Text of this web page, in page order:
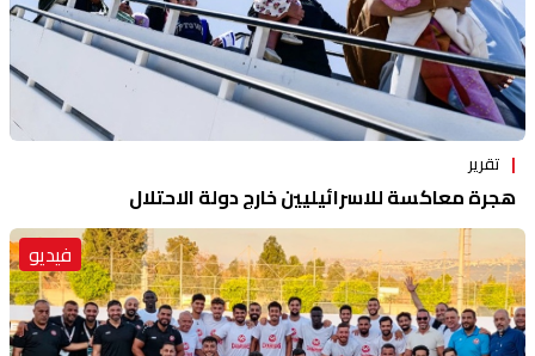
تقرير
هجرة معاكسة للاسرائيليين خارج دولة الاحتلال
فيديو